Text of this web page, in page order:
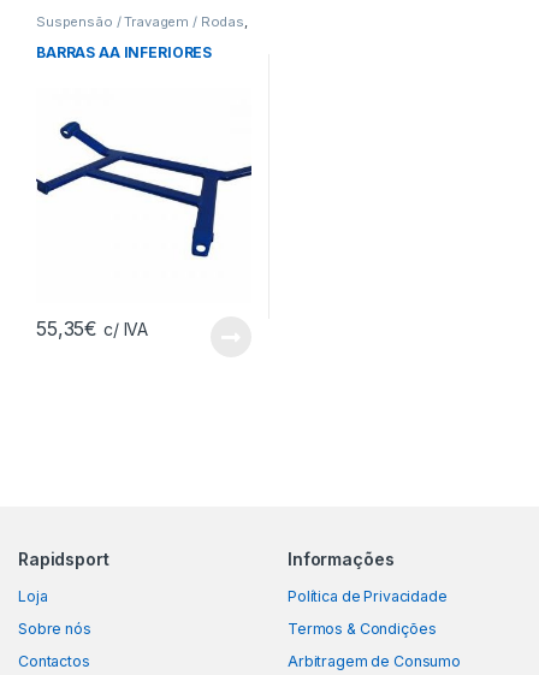
Suspensão / Travagem / Rodas,
BARRAS AA INFERIORES
55,35€ c/ IVA
Rapidsport
Loja
Sobre nós
Contactos
Informações
Política de Privacidade
Termos & Condições
Arbitragem de Consumo